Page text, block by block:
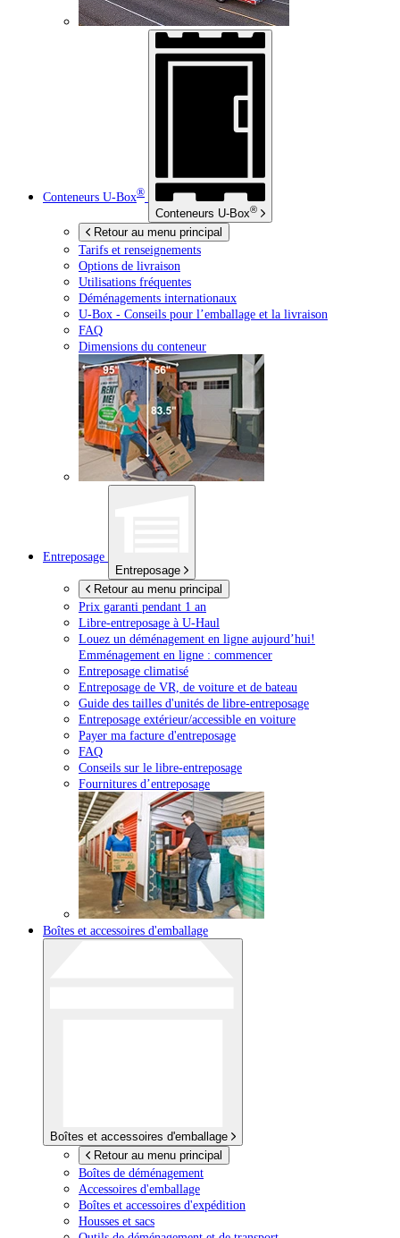
Conteneurs U-Box®
Conteneurs U-Box®
Retour au menu principal
Tarifs et renseignements
Options de livraison
Utilisations fréquentes
Déménagements internationaux
U-Box - Conseils pour l’emballage et la livraison
FAQ
Dimensions du conteneur
Entreposage
Entreposage
Retour au menu principal
Prix garanti pendant 1 an
Libre-entreposage à U-Haul
Louez un déménagement en ligne aujourd’hui!
Emménagement en ligne : commencer
Entreposage climatisé
Entreposage de VR, de voiture et de bateau
Guide des tailles d'unités de libre-entreposage
Entreposage extérieur/accessible en voiture
Payer ma facture d'entreposage
FAQ
Conseils sur le libre-entreposage
Fournitures d’entreposage
Boîtes et accessoires d'emballage
Boîtes et accessoires d'emballage
Retour au menu principal
Boîtes de déménagement
Accessoires d'emballage
Boîtes et accessoires d'expédition
Housses et sacs